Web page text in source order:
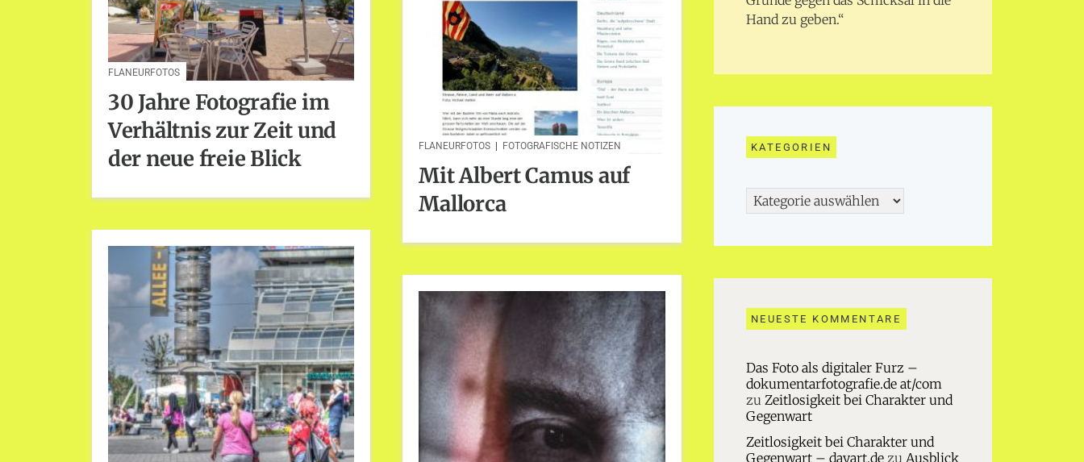
FLANEURFOTOS
30 Jahre Fotografie im
Verhältnis zur Zeit und
der neue freie Blick
FLANEURFOTOS | FOTOGRAFISCHE NOTIZEN
Mit Albert Camus auf
Mallorca
Hand zu geben.“
KATEGORIEN
Kategorien
NEUESTE KOMMENTARE
Das Foto als digitaler Furz –
dokumentarfotografie.de at/com
zu Zeitlosigkeit bei Charakter und
Gegenwart
Zeitlosigkeit bei Charakter und
Gegenwart – dayart.dezu Ausblick